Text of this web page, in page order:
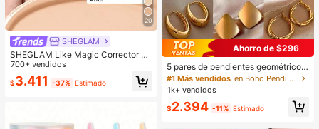
20
SHEGLAM
SHEGLAM Like Magic Corrector D
e Alta Cobertura 12H-Chantilly Mar
ca De Belleza CosméTica Maquillaj
e Para Mujeres Y NiñAs
700+ vendidos
$3.411 -37% Estimado
Ahorro de $296
5 pares de pendientes geométricos
de metal, diseño exagerado europe
o y americano, conjunto de pendien
leatorios
#1 Más vendidos
en Boho Pendientes De Mujer
1k+ vendidos
$2.394 -11% Estimado